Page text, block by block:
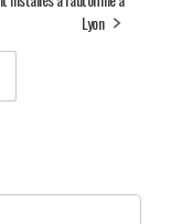
Lyon